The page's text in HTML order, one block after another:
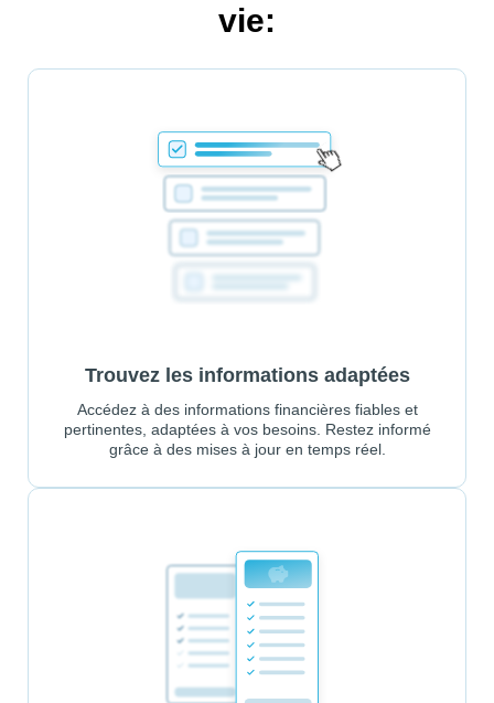
vie:
Trouvez les informations adaptées
Accédez à des informations financières fiables et
pertinentes, adaptées à vos besoins. Restez informé
grâce à des mises à jour en temps réel.